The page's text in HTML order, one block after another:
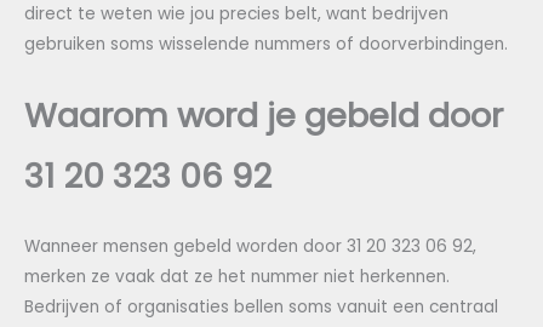
direct te weten wie jou precies belt, want bedrijven
gebruiken soms wisselende nummers of doorverbindingen.
Waarom word je gebeld door
31 20 323 06 92
Wanneer mensen gebeld worden door 31 20 323 06 92,
merken ze vaak dat ze het nummer niet herkennen.
Bedrijven of organisaties bellen soms vanuit een centraal